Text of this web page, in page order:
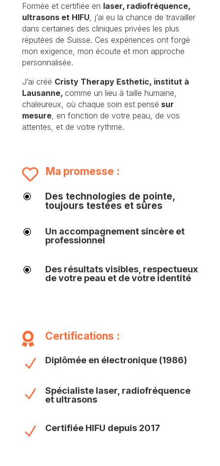
Formée et certifiée en laser, radiofréquence,
ultrasons et HIFU, j’ai eu la chance de travailler
dans certaines des cliniques privées les plus
réputées de Suisse. Ces expériences ont forgé
mon exigence, mon écoute et mon approche
personnalisée.
J’ai créé Cristy Therapy Esthetic, institut à
Lausanne, comme un lieu à taille humaine,
chaleureux, où chaque soin est pensé sur
mesure, en fonction de votre peau, de vos
attentes, et de votre rythme.
 Ma promesse :
\
Des technologies de pointe,
toujours testées et sûres
\
Un accompagnement sincère et
professionnel
\
Des résultats visibles, respectueux
de votre peau et de votre identité
 Certifications :
N Diplômée en électronique (1986)
N
Spécialiste laser, radiofréquence
et ultrasons
N Certifiée HIFU depuis 2017